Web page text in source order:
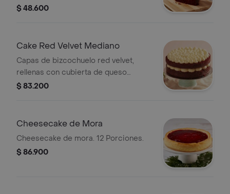
crema. 6-8 Porciones.
$ 48.600
Cake Red Velvet Mediano
Capas de bizcochuelo red velvet,
rellenas con cubierta de queso
crema. 12 Porciones
$ 83.200
Cheesecake de Mora
Cheesecake de mora. 12 Porciones.
$ 86.900